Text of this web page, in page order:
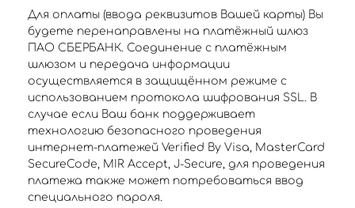
Для оплаты (ввода реквизитов Вашей карты) Вы
будете перенаправлены на платёжный шлюз
ПАО СБЕРБАНК. Соединение с платёжным
шлюзом и передача информации
осуществляется в защищённом режиме с
использованием протокола шифрования SSL. В
случае если Ваш банк поддерживает
технологию безопасного проведения
интернет-платежей Verified By Visa, MasterCard
SecureCode, MIR Accept, J-Secure, для проведения
платежа также может потребоваться ввод
специального пароля.